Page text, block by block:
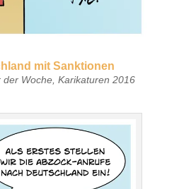
mit Sanktionen
der Woche, Karikaturen 2016